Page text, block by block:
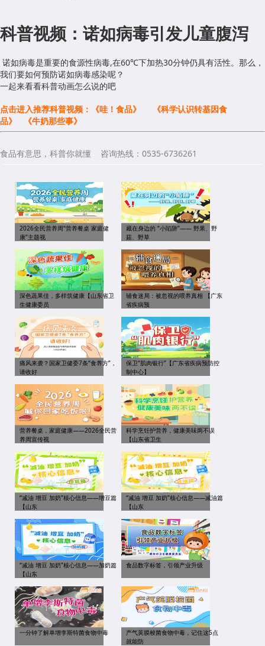
科普视频：诺如病毒引发儿童腹泻
诺如病毒是重要的食源性病毒,在60℃下加热30分钟仍具有活性。那么，
我们要如何预防诺如病毒感染呢？
一起来看看科普动画怎么说的吧
点击进入推荐科普视频： 《哇！食品》
《科学认识转基因食
品》
《牛奶那些事》
食品有意思，科普你就懂 咨询热线：0535-6736261
2026全民营养周“营养餐桌 家庭健
康”主题视
藏在身边的 “小陷阱”—— 野果、野
菇、野草
深色蔬果佳，多样筑健康【山东省卫
生健康委员
辅食迷局：被忽视的喂养真相 【广东
省疾病预
痛风来袭？国家卫健委7条“食养方”，
请收好
保卫“肌肉银行”【广东省疾病预防控
制中心】
营养餐桌，家庭健康——2026全民营
养周宣传视
科学烹饪护营养，健康美味两不误
【山东省卫生
“减油 增豆 加奶”核心信息——增豆篇
【山东
“减油 增豆 加奶”核心信息——减油篇
【山东
“减油 增豆 加奶”核心信息——加奶篇
【山东
食品数字标签，引领产业升级
一分钟了解单增李斯特菌食物中毒
产气荚膜梭菌食物中毒，记住这5点
就能防